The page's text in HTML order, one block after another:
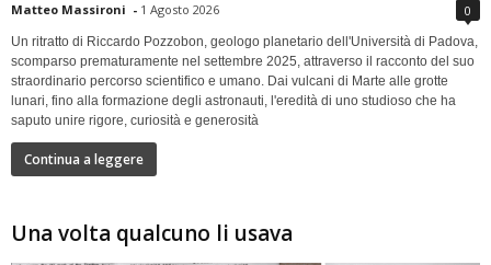
Matteo Massironi - 1 Agosto 2026 0
Un ritratto di Riccardo Pozzobon, geologo planetario dell'Università di Padova,
scomparso prematuramente nel settembre 2025, attraverso il racconto del suo
straordinario percorso scientifico e umano. Dai vulcani di Marte alle grotte
lunari, fino alla formazione degli astronauti, l'eredità di uno studioso che ha
saputo unire rigore, curiosità e generosità
Continua a leggere
Una volta qualcuno li usava